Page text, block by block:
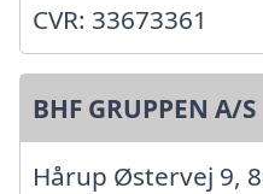
CVR: 33673361
BHF GRUPPEN A/S
Hårup Østervej 9,